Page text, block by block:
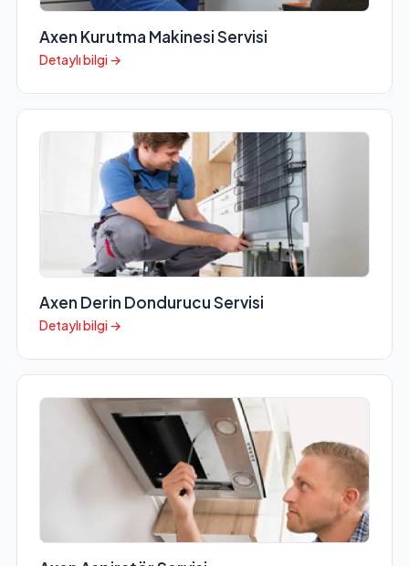
Axen Kurutma Makinesi Servisi
Detaylı bilgi →
Axen Derin Dondurucu Servisi
Detaylı bilgi →